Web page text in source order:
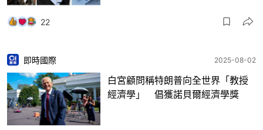
22
即時國際 2025-08-02
白宮顧問稱特朗普向全世界「教授
經濟學」 倡獲諾貝爾經濟學獎